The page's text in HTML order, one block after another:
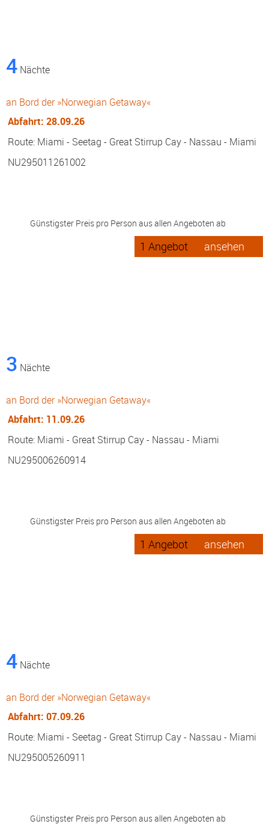
Route: Miami - Seetag - Great Stirrup Cay - Nassau - Miami
Günstigster Preis pro Person aus allen Angeboten ab
Östliche Karibik 4 Tage ab/an Miami